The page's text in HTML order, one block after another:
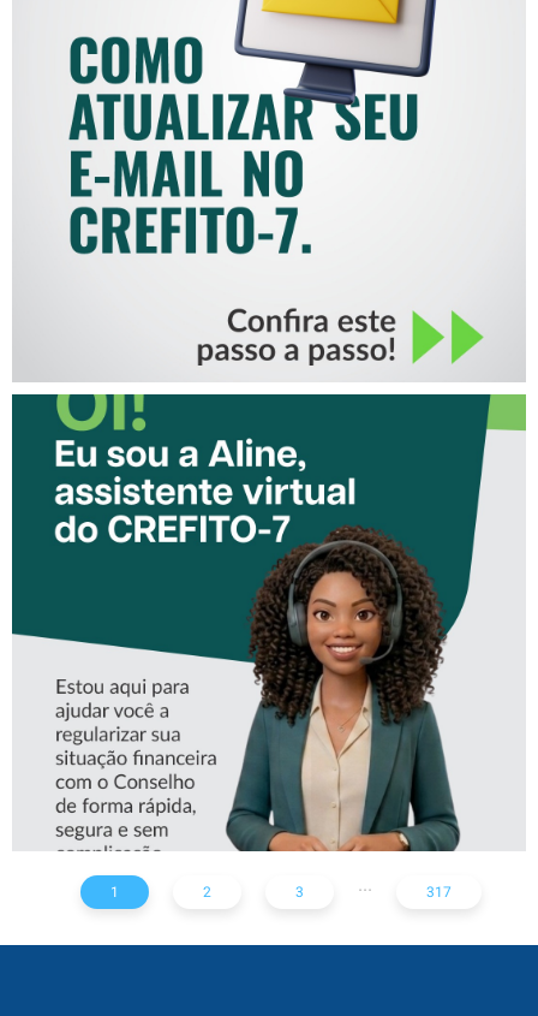
COMO ATUALIZAR SEU E-
MAIL NO CREFITO-7
CONHEÇA A ‘ALINE’,
ASSISTENTE VIRTUAL DO
CREFITO-7
1 2 3 ... 317